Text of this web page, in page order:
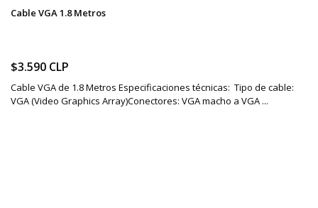
Cable VGA 1.8 Metros
$3.590 CLP
Cable VGA de 1.8 Metros Especificaciones técnicas: Tipo de cable:
VGA (Video Graphics Array)Conectores: VGA macho a VGA ...